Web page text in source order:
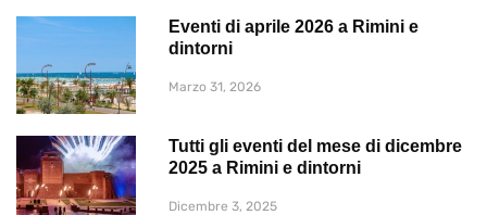
Eventi di aprile 2026 a Rimini e
dintorni
Marzo 31, 2026
Tutti gli eventi del mese di dicembre
2025 a Rimini e dintorni
Dicembre 3, 2025